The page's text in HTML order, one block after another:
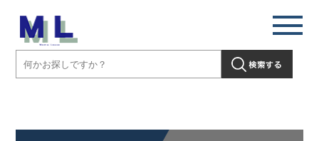
ンプ内蔵スピーカー】の取扱いを開始しました」" />